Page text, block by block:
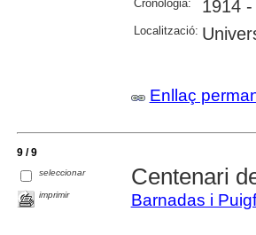
Cronologia: 1914
Localització:
Enllaç
9 / 9
seleccionar
imprimir
Centenari
Barnadas i